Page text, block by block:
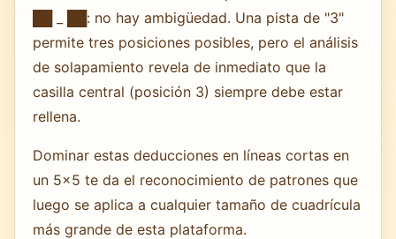
██ _ ██: no hay ambigüedad. Una pista de "3"
permite tres posiciones posibles, pero el análisis
de solapamiento revela de inmediato que la
casilla central (posición 3) siempre debe estar
rellena.
Dominar estas deducciones en líneas cortas en
un 5×5 te da el reconocimiento de patrones que
luego se aplica a cualquier tamaño de cuadrícula
más grande de esta plataforma.